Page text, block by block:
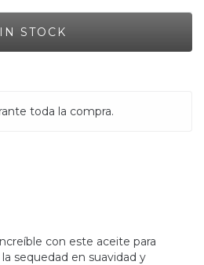
toda la compra.
con este aceite para
sequedad en suavidad y